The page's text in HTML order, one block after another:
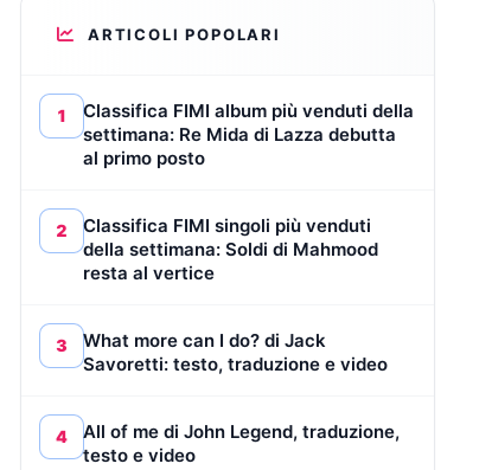
ARTICOLI POPOLARI
1
Classifica FIMI album più venduti della
settimana: Re Mida di Lazza debutta
al primo posto
2
Classifica FIMI singoli più venduti
della settimana: Soldi di Mahmood
resta al vertice
3
What more can I do? di Jack
Savoretti: testo, traduzione e video
4
All of me di John Legend, traduzione,
testo e video